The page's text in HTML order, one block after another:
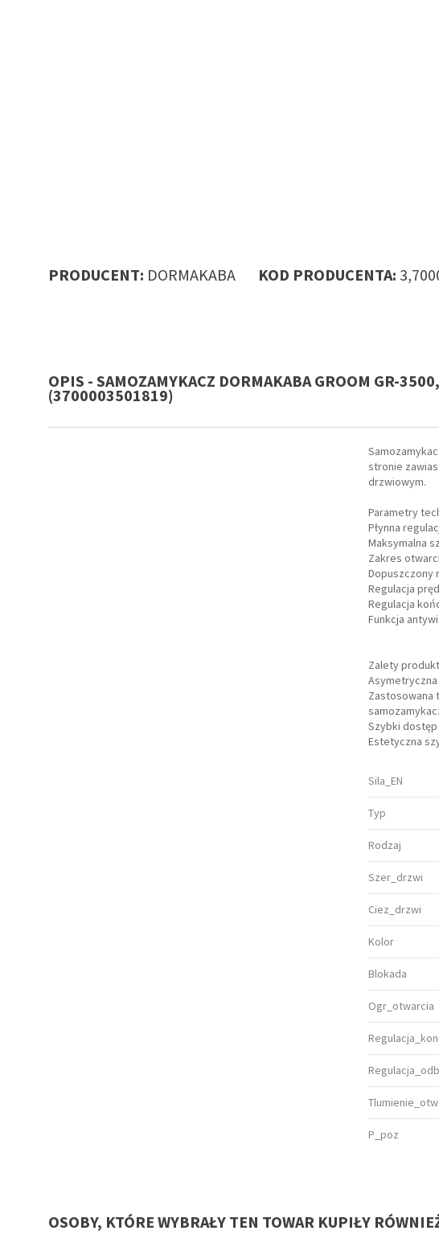
PRODUCENT: DORMAKABA KOD PRODUCENTA:
OPIS - SAMOZAMYKACZ DORMAKABA GROOM GR-
(3700003501819)
stronie
drzwiowym.
Parametry
Płynna
Maksymalna
Zakres
Dopuszczony
Regulacja
Regulacja
Funkcja
Zalety
Zastosowana
Szybki
Estetyczna
Sila_EN
Typ
Rodzaj
Szer_drzwi
Ciez_drzwi
Kolor
Blokada
Ogr_otwarcia
Tlumienie_otw
P_poz
OSOBY, KTÓRE WYBRAŁY TEN TOWAR KUPIŁY